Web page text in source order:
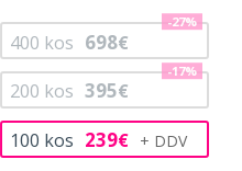
100 kos 239€
200 kos 395€
-17%
400 kos 698€
-27%